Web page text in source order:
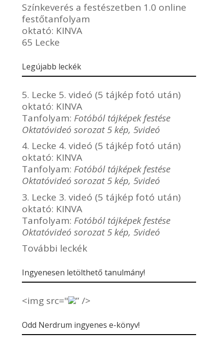
Színkeverés a festészetben 1.0 online
festőtanfolyam
oktató: KINVA
65 Lecke
Legújabb leckék
5. Lecke 5. videó (5 tájkép fotó után)
oktató: KINVA
Tanfolyam: Fotóból tájképek festése
Oktatóvideó sorozat 5 kép, 5videó
4. Lecke 4. videó (5 tájkép fotó után)
oktató: KINVA
Tanfolyam: Fotóból tájképek festése
Oktatóvideó sorozat 5 kép, 5videó
3. Lecke 3. videó (5 tájkép fotó után)
oktató: KINVA
Tanfolyam: Fotóból tájképek festése
Oktatóvideó sorozat 5 kép, 5videó
További leckék
Ingyenesen letölthető tanulmány!
<img src=" ” />
Odd Nerdrum ingyenes e-könyv!